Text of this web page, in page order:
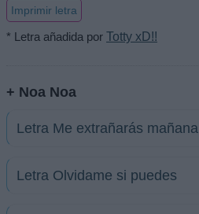
Imprimir letra
* Letra añadida por Totty xD!!
+ Noa Noa
Letra Me extrañarás mañana
Letra Olvidame si puedes